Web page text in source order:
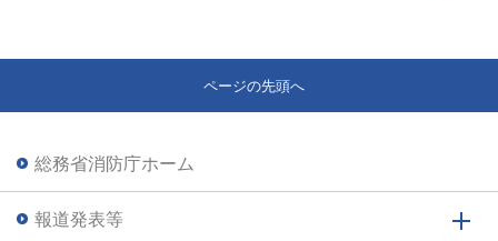
ページの先頭へ
総務省消防庁ホーム
報道発表等